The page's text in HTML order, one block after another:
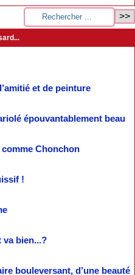
et de peinture
épouvantablement beau
Chonchon
!
va bien...?
bouleversant, d’une beauté